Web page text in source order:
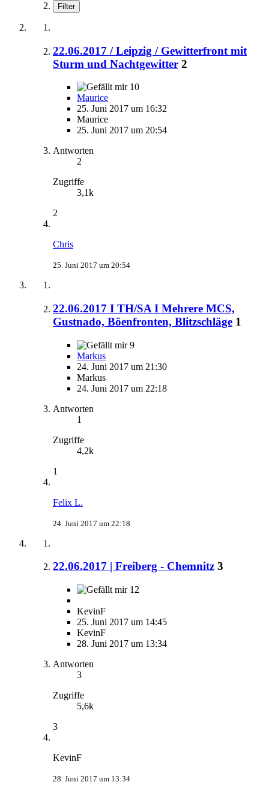
Filter
22.06.2017 / Leipzig / Gewitterfront mit
Sturm und Nachtgewitter 2
10
Maurice
25. Juni 2017 um 16:32
Maurice
25. Juni 2017 um 20:54
Antworten
2
Zugriffe
3,1k
2
Chris
25. Juni 2017 um 20:54
22.06.2017 I TH/SA I Mehrere MCS,
Gustnado, Böenfronten, Blitzschläge 1
9
Markus
24. Juni 2017 um 21:30
Markus
24. Juni 2017 um 22:18
Antworten
1
Zugriffe
4,2k
1
Felix L.
24. Juni 2017 um 22:18
22.06.2017 | Freiberg - Chemnitz 3
12
KevinF
25. Juni 2017 um 14:45
KevinF
28. Juni 2017 um 13:34
Antworten
3
Zugriffe
5,6k
3
KevinF
28. Juni 2017 um 13:34